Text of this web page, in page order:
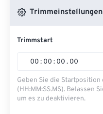
Trimmeinstellungen
Trimmstart
00 : 00 : 00 . 00
Geben Sie die Startposition
(HH:MM:SS.MS). Belassen
um es zu deaktivieren.